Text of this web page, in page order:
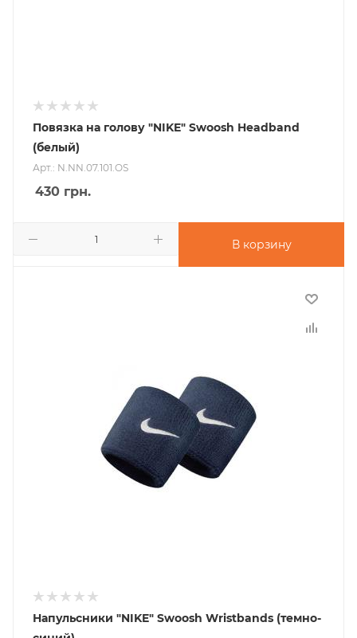
Повязка на голову "NIKE" Swoosh Headband
(белый)
Арт.: N.NN.07.101.OS
430 грн.
В корзину
Напульсники "NIKE" Swoosh Wristbands (темно-